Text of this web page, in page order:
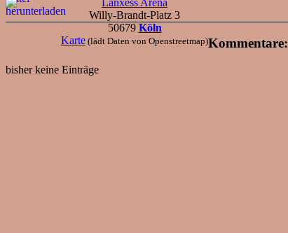
Willy-Brandt-Platz 3
50679 Köln
Karte (lädt Daten von Openstreetmap)Kommentare:
bisher keine Einträge